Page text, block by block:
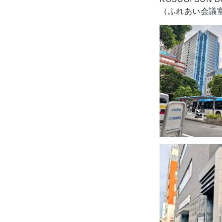
（ふれあい会議